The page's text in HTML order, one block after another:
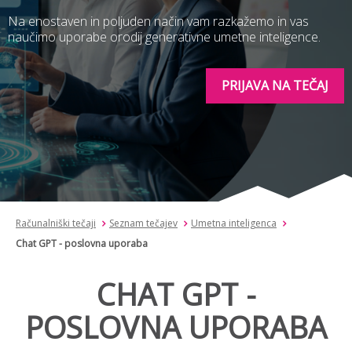
Na enostaven in poljuden način vam razkažemo in vas
naučimo uporabe orodij generativne umetne inteligence.
PRIJAVA NA TEČAJ
Računalniški tečaji Seznam tečajev
Umetna inteligenca
Chat GPT - poslovna uporaba
CHAT GPT -
POSLOVNA UPORABA